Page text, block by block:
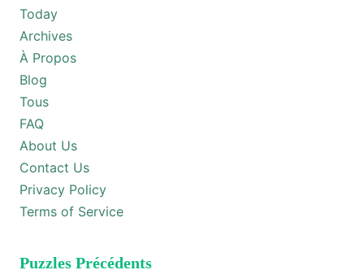
Today
Archives
À Propos
Blog
Tous
FAQ
About Us
Contact Us
Privacy Policy
Terms of Service
Puzzles Précédents